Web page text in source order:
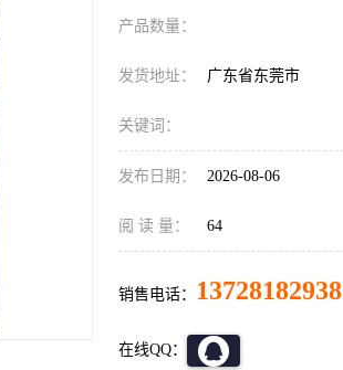
产品数量：
发货地址： 广东省东莞市
关键词：
发布日期： 2026-08-06
阅 读 量： 64
销售电话： 13728182938
在线QQ：